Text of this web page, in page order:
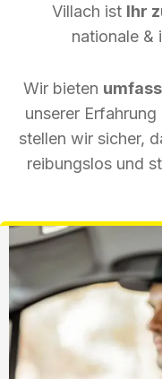
Villach ist Ihr
nationale &
Wir bieten
unserer
stellen wir sicher,
reibungslos und